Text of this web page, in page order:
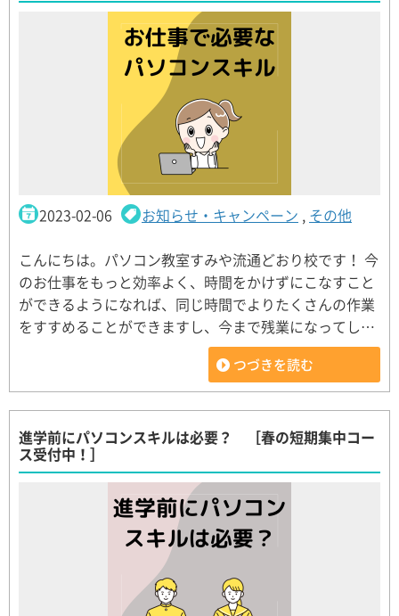
2023-02-06 お知らせ・キャンペーン , その他
こんにちは。パソコン教室すみや流通どおり校です！ 今
のお仕事をもっと効率よく、時間をかけずにこなすこと
ができるようになれば、同じ時間でよりたくさんの作業
をすすめることができますし、今まで残業になってし…
つづきを読む
進学前にパソコンスキルは必要？ ［春の短期集中コー
ス受付中！］